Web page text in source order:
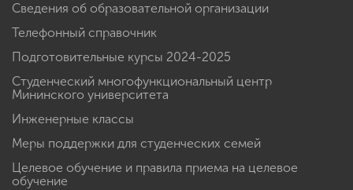
Сведения об образовательной организации
Телефонный справочник
Подготовительные курсы 2024-2025
Студенческий многофункциональный центр
Мининского университета
Инженерные классы
Меры поддержки для студенческих семей
Целевое обучение и правила приема на целевое
обучение